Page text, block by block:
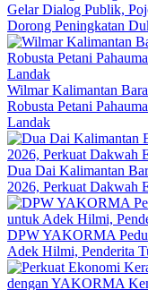
Gelar Dialog Publik,
Dorong Peningkatan
Wilmar Kalimantan
Robusta Petani
Landak
Dua Dai Kalimantan
2026, Perkuat Dakwah
DPW YAKORMA
Adek Hilmi, Penderita